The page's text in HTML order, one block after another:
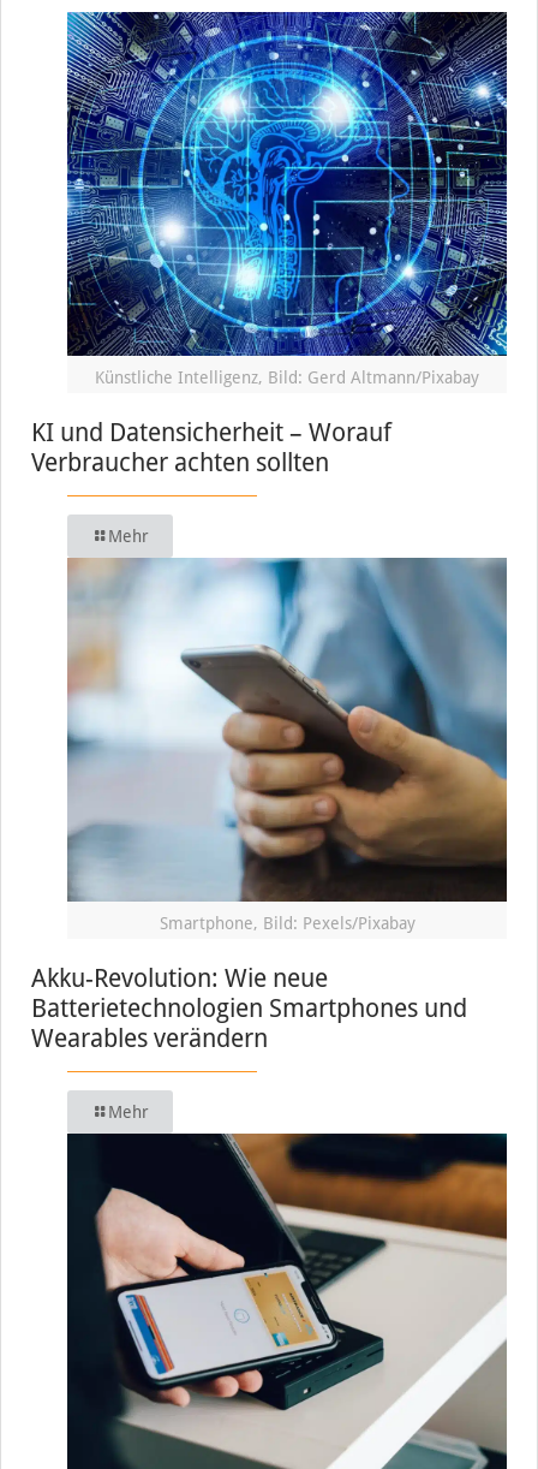
Künstliche Intelligenz, Bild: Gerd Altmann/Pixabay
KI und Datensicherheit – Worauf
Verbraucher achten sollten
Mehr
Smartphone, Bild: Pexels/Pixabay
Akku-Revolution: Wie neue
Batterietechnologien Smartphones und
Wearables verändern
Mehr